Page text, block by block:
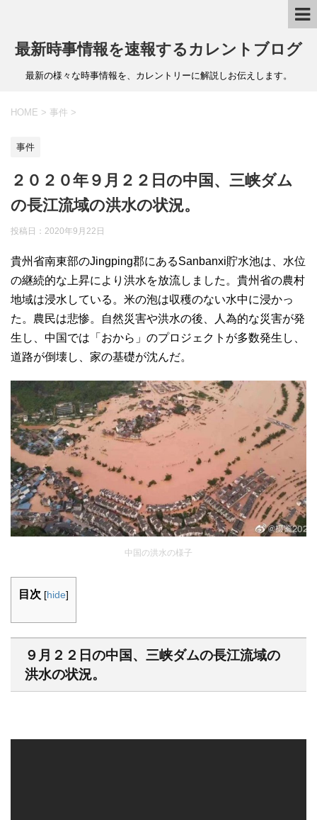
最新時事情報を速報するカレントブログ
最新の様々な時事情報を、カレントリーに解説しお伝えします。
HOME > 事件 >
事件
２０２０年９月２２日の中国、三峡ダム
の長江流域の洪水の状況。
投稿日： 2020年9月22日
貴州省南東部のJingping郡にあるSanbanxi貯水池は、水位
の継続的な上昇により洪水を放流しました。貴州省の農村
地域は浸水している。米の泡は収穫のない水中に浸かっ
た。農民は悲惨。自然災害や洪水の後、人為的な災害が発
生し、中国では「おから」のプロジェクトが多数発生し、
道路が倒壊し、家の基礎が沈んだ。
中国の洪水の様子
目次 [hide]
９月２２日の中国、三峡ダムの長江流域の
洪水の状況。